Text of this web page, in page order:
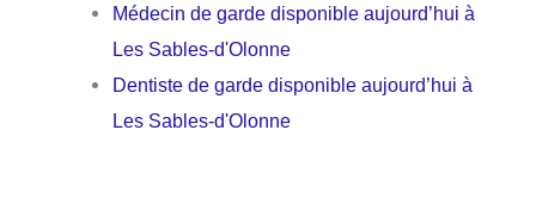
Médecin de garde disponible aujourd’hui à
Les Sables-d'Olonne
Dentiste de garde disponible aujourd’hui à
Les Sables-d'Olonne